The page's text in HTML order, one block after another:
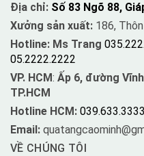
Địa chỉ: Số 83 Ngõ 88,
Xưởng sản xuất: 186,
Hotline: Ms Trang
05.2222.2222
VP. HCM: Ấp 6, đường
TP.HCM
Hotline HCM: 039.633.3333
Email:
VỀ CHÚNG TÔI